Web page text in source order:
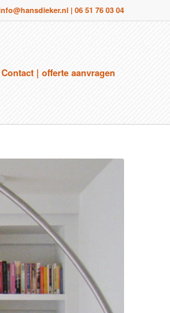
| 06 51 76 03 04
Contact | offerte aanvragen